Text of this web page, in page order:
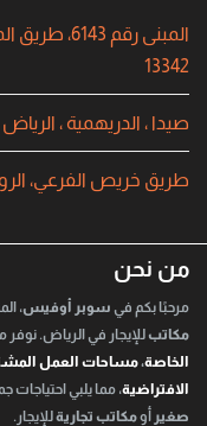
المبنى رقم
13342
صيدا ، الدريهمية ، الرياض 12791
طريق خريص الفرعي،
من نحن
مرحبًا بكم في سوبر أوفيس،
مكاتبللإيجار في الرياض.
الخاصة،مساحات العمل
الافتراضية، مما يلبي احتياجات
صغير أومكاتب تجاريةللإيجار.